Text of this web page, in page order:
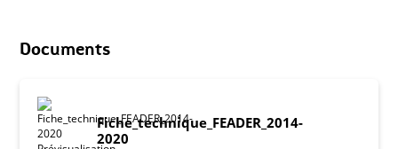
Documents
Fiche_technique_FEADER_2014-
2020